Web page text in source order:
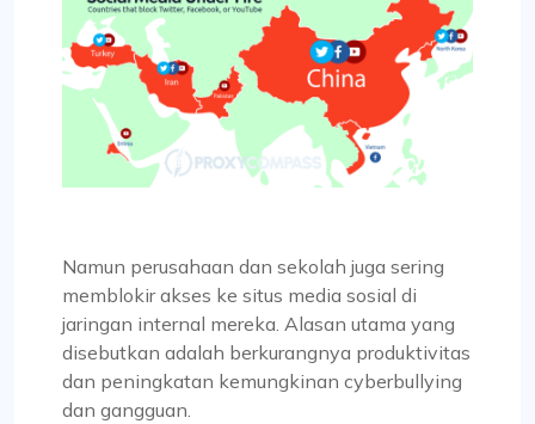
Namun perusahaan dan sekolah juga sering
memblokir akses ke situs media sosial di
jaringan internal mereka. Alasan utama yang
disebutkan adalah berkurangnya produktivitas
dan peningkatan kemungkinan cyberbullying
dan gangguan.